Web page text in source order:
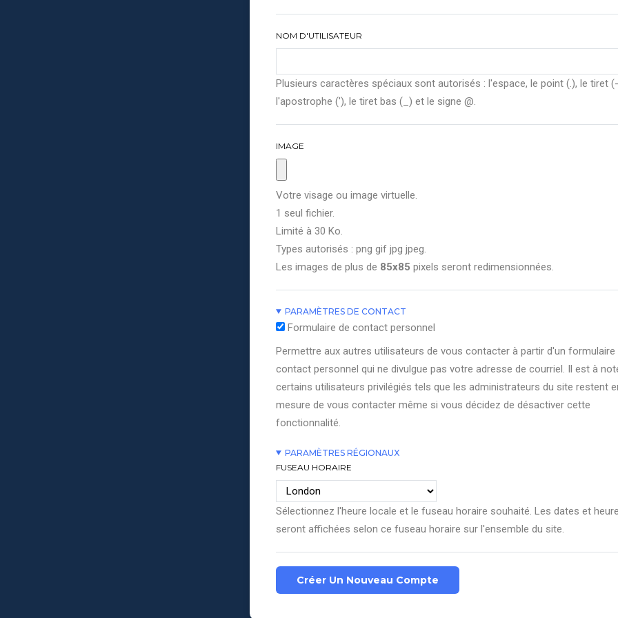
NOM D'UTILISATEUR
Plusieurs caractères spéciaux sont autorisés : l'espace, le point (.), le tiret
l'apostrophe ('), le tiret bas (_) et le signe @.
IMAGE
Votre visage ou image virtuelle.
1 seul fichier.
Limité à 30 Ko.
Types autorisés : png gif jpg jpeg.
Les images de plus de 85x85 pixels seront redimensionnées.
PARAMÈTRES DE CONTACT
Formulaire de contact personnel
Permettre aux autres utilisateurs de vous contacter à partir d'un formulaire
contact personnel qui ne divulgue pas votre adresse de courriel. Il est à
certains utilisateurs privilégiés tels que les administrateurs du site restent
mesure de vous contacter même si vous décidez de désactiver cette
fonctionnalité.
PARAMÈTRES RÉGIONAUX
FUSEAU HORAIRE
Sélectionnez l'heure locale et le fuseau horaire souhaité. Les dates et
seront affichées selon ce fuseau horaire sur l'ensemble du site.